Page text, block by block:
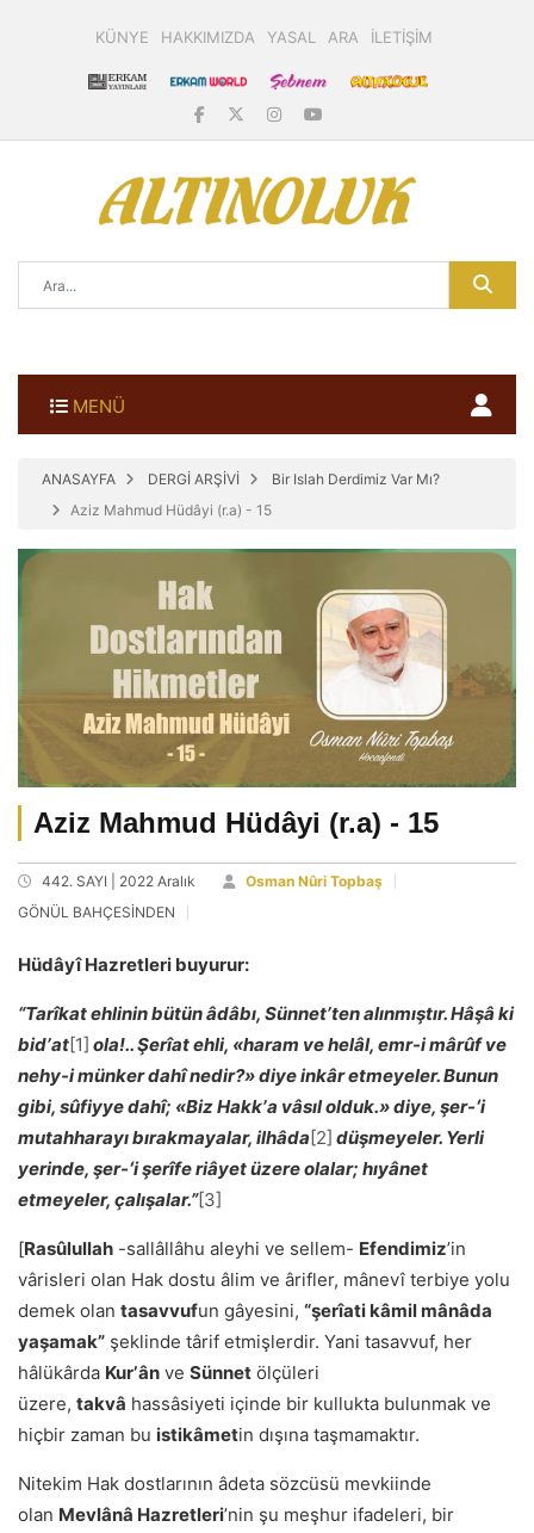
KÜNYE HAKKIMIZDA YASAL ARA İLETİŞİM
MENÜ
ANASAYFA DERGİ ARŞİVİ
Bir Islah Derdimiz Var Mı?
Aziz Mahmud Hüdâyi (r.a) - 15
Aziz Mahmud Hüdâyi (r.a) - 15
442. SAYI | 2022 Aralık
Osman Nûri Topbaş
GÖNÜL BAHÇESİNDEN
Hüdâyî Hazretleri buyurur:
“Tarîkat ehlinin bütün âdâbı, Sünnetʼten alınmıştır. Hâşâ ki
bidʼat[1] ola!.. Şerîat ehli, «haram ve helâl, emr-i mârûf ve
nehy-i münker dahî nedir?» diye inkâr etmeyeler. Bunun
gibi, sûfiyye dahî; «Biz Hakkʼa vâsıl olduk.» diye, şer-ʻi
mutahharayı bırakmayalar, ilhâda[2] düşmeyeler. Yerli
yerinde, şer-ʻi şerîfe riâyet üzere olalar; hıyânet
etmeyeler, çalışalar.”[3]
[Rasûlullah -sallâllâhu aleyhi ve sellem- Efendimizʼin
vârisleri olan Hak dostu âlim ve ârifler, mânevî terbiye yolu
demek olan tasavvufun gâyesini, “şerîati kâmil mânâda
yaşamak” şeklinde târif etmişlerdir. Yani tasavvuf, her
hâlükârda Kurʼân ve Sünnet ölçüleri
üzere, takvâ hassâsiyeti içinde bir kullukta bulunmak ve
hiçbir zaman bu istikâmetin dışına taşmamaktır.
Nitekim Hak dostlarının âdeta sözcüsü mevkiinde
olan Mevlânâ Hazretleriʼnin şu meşhur ifadeleri, bir